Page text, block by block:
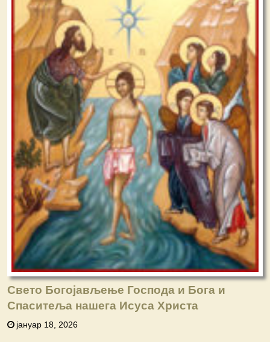
Свето Богојављење Господа и Бога и
Спаситеља нашега Исуса Христа
јануар 18, 2026